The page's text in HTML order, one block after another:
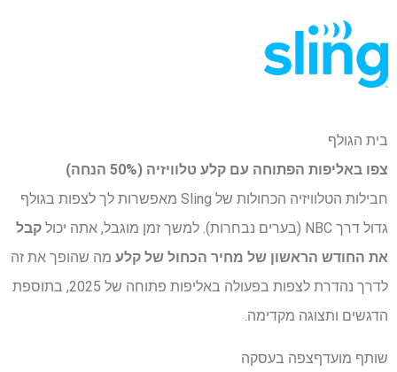
בית הגולף
צפו באליפות הפתוחה עם קלע טלוויזיה (50% הנחה)
חבילות הטלוויזיה הכחולות של Sling מאפשרות לך לצפות בגולף
גדול דרך NBC (בערים נבחרות). למשך זמן מוגבל, אתה יכול
קבל
את החודש הראשון של מחיר הכחול של קלע מה שהופך את זה
לדרך נהדרת לצפות בפעולה באליפות פתוחה של 2025, בתוספת
הדגשים ותצוגה מקדימה.
שותף מועדףצפה בעסקה